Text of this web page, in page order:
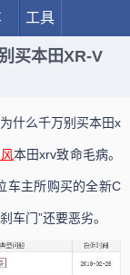
工具
买本田XR-V
什么千万别买本田x
本田xrv致命毛病。
车主所购买的全新C
车门”还要恶劣。